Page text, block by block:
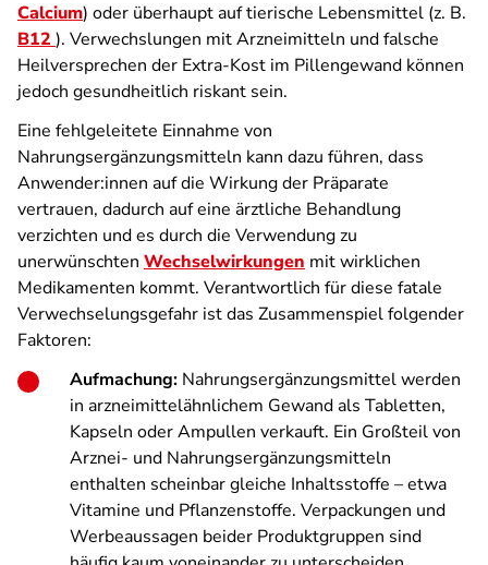
Calcium) oder überhaupt auf tierische Lebensmittel (z. B.
B12 ). Verwechslungen mit Arzneimitteln und falsche
Heilversprechen der Extra-Kost im Pillengewand können
jedoch gesundheitlich riskant sein.
Eine fehlgeleitete Einnahme von
Nahrungsergänzungsmitteln kann dazu führen, dass
Anwender:innen auf die Wirkung der Präparate
vertrauen, dadurch auf eine ärztliche Behandlung
verzichten und es durch die Verwendung zu
unerwünschten Wechselwirkungen mit wirklichen
Medikamenten kommt. Verantwortlich für diese fatale
Verwechselungsgefahr ist das Zusammenspiel folgender
Faktoren:
Aufmachung: Nahrungsergänzungsmittel werden
in arzneimittelähnlichem Gewand als Tabletten,
Kapseln oder Ampullen verkauft. Ein Großteil von
Arznei- und Nahrungsergänzungsmitteln
enthalten scheinbar gleiche Inhaltsstoffe – etwa
Vitamine und Pflanzenstoffe. Verpackungen und
Werbeaussagen beider Produktgruppen sind